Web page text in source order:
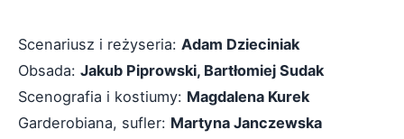
Scenariusz i reżyseria: Adam Dzieciniak
Obsada: Jakub Piprowski, Bartłomiej Sudak
Scenografia i kostiumy: Magdalena Kurek
Garderobiana, sufler: Martyna Janczewska